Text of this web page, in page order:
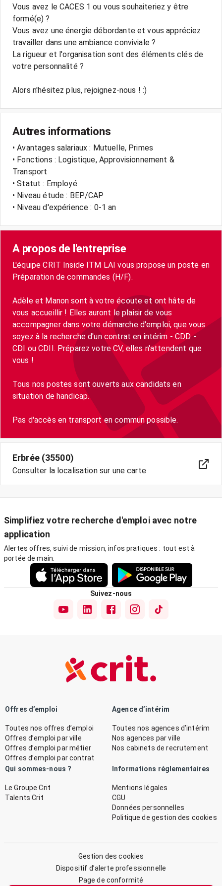
Vous avez le CACES 1 ou vous souhaiteriez y être
formé(e) ?
Vous avez une énergie débordante et vous appréciez
travailler dans une ambiance conviviale ?
La rigueur et l'organisation sont des éléments clés de
votre personnalité ?
Alors n'hésitez plus, rejoignez-nous ! :)
Autres informations
• Avantages salariaux : Mutuelle, Primes
• Fonctions : Logistique, Approvisionnement &
Transport
• Statut : Employé
• Niveau étude : BEP/CAP
• Niveau d'expérience : 0-1 an
A propos de l'entreprise
L'équipe CRIT Inside ITM LAI vous propose un poste en
Préparation de commandes (H/F).
Adèle et Manon sont à votre écoute et ont hâte de
vous accueillir ! Elles auront le plaisir de vous
accompagner dans votre démarche d'emploi, que vous
soyez à la recherche d'un contrat en intérim - CDD -
CDI ou CDII. Préparez votre CV, elles n'attendent que
vous !
Tous nos postes sont ouverts aux candidats en
situation de handicap.
Pas d'accès en transport en commun possible.
Erbrée (35500)
Consulter la localisation sur une carte
Simplifiez votre recherche d'emploi avec notre
application
Alertes offres, suivi de mission, infos pratiques : tout est à
portée de main.
Suivez-nous
Offres d’emploi
Toutes nos offres d’emploi
Offres d’emploi par ville
Offres d’emploi par métier
Offres d’emploi par contrat
Agence d’intérim
Toutes nos agences d’intérim
Nos agences par ville
Nos cabinets de recrutement
Qui sommes-nous ?
Le Groupe Crit
Talents Crit
Informations réglementaires
Mentions légales
CGU
Données personnelles
Politique de gestion des cookies
Gestion des cookies
Dispositif d’alerte professionnelle
Page de conformité